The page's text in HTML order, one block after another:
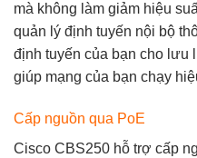
mà không làm giảm hiệu
quản lý định tuyến nội bộ
định tuyến của bạn cho lưu
giúp mạng của bạn chạy
Cấp nguồn qua PoE
Cisco CBS250 hỗ trợ cấp